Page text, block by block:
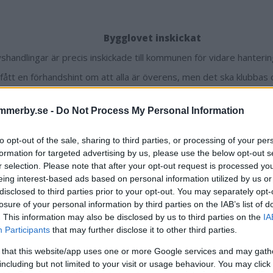
- Do Not Process My Personal Information
opt-out of the sale, sharing to third parties, or processing of your
for targeted advertising by us, please use the below opt-out
selection. Please note that after your opt-out request is processed
interest-based ads based on personal information utilized by us
to third parties prior to your opt-out. You may separately
of your personal information by third parties on the IAB’s list of
This information may also be disclosed by us to third parties on the
Participants that may further disclose it to other third parties.
that this website/app uses one or more Google services and may
but not limited to your visit or usage behaviour. You may
Bygglovet inskickat
är precis inskickade till kommunen för vidare
fått en förhandshint om att alla är överens, men det ska klubbas
är att ha detta klart till höstens hemmapremiär i
En halv miljon kronor
om en investering på närmare en halv miljon kronor. Tanken
inte föreningens ekonomi. Vi har sponsorer och
att hjälpa oss. Det här kan betyda mycket på sikt och ge oss
kommer man också göra om herrarnas omklädningsrum.
(Johan Hoffstedt) och "Chrille" Widéen har sagt att det ser ut
hockey... Det är dags att fräscha upp där och vi har en god